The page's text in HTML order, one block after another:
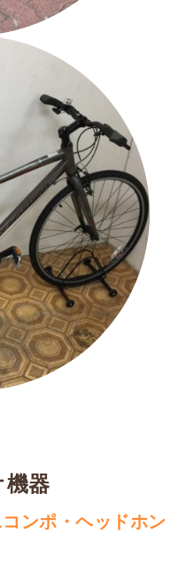
機器
ンポ・ヘッドホン